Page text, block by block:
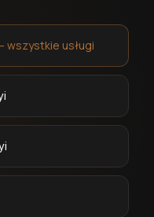
wszystkie usługi